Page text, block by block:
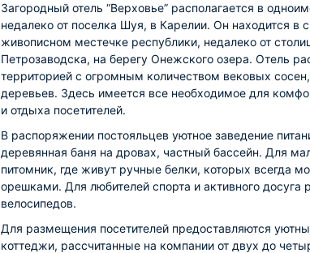
Загородный отель “Верховье” располагается в
недалеко от поселка Шуя, в Карелии. Он находится в
живописном местечке республики, недалеко от
Петрозаводска, на берегу Онежского озера. Отель
территорией с огромным количеством вековых
деревьев. Здесь имеется все необходимое для
и отдыха посетителей.
В распоряжении постояльцев уютное заведение
деревянная баня на дровах, частный бассейн. Для
питомник, где живут ручные белки, которых всегда
орешками. Для любителей спорта и активного досуга
велосипедов.
Для размещения посетителей предоставляются
коттеджи, рассчитанные на компании от двух до